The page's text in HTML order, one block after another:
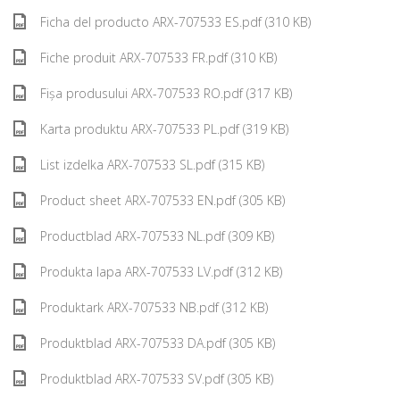
Ficha del producto ARX-707533 ES.pdf (310 KB)
Fiche produit ARX-707533 FR.pdf (310 KB)
Fișa produsului ARX-707533 RO.pdf (317 KB)
Karta produktu ARX-707533 PL.pdf (319 KB)
List izdelka ARX-707533 SL.pdf (315 KB)
Product sheet ARX-707533 EN.pdf (305 KB)
Productblad ARX-707533 NL.pdf (309 KB)
Produkta lapa ARX-707533 LV.pdf (312 KB)
Produktark ARX-707533 NB.pdf (312 KB)
Produktblad ARX-707533 DA.pdf (305 KB)
Produktblad ARX-707533 SV.pdf (305 KB)